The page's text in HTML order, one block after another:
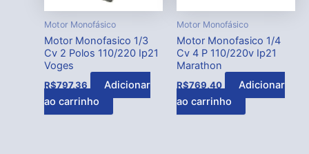
Motor Monofásico
Motor Monofasico 1/3
Cv 2 Polos 110/220 Ip21
Voges
R$797,36
Adicionar
ao carrinho
Motor Monofásico
Motor Monofasico 1/4
Cv 4 P 110/220v Ip21
Marathon
R$769,40
Adicionar
ao carrinho